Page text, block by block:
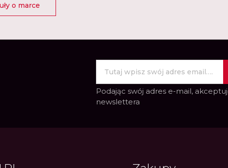
o marce
Podając swój adres e-mail,
newslettera